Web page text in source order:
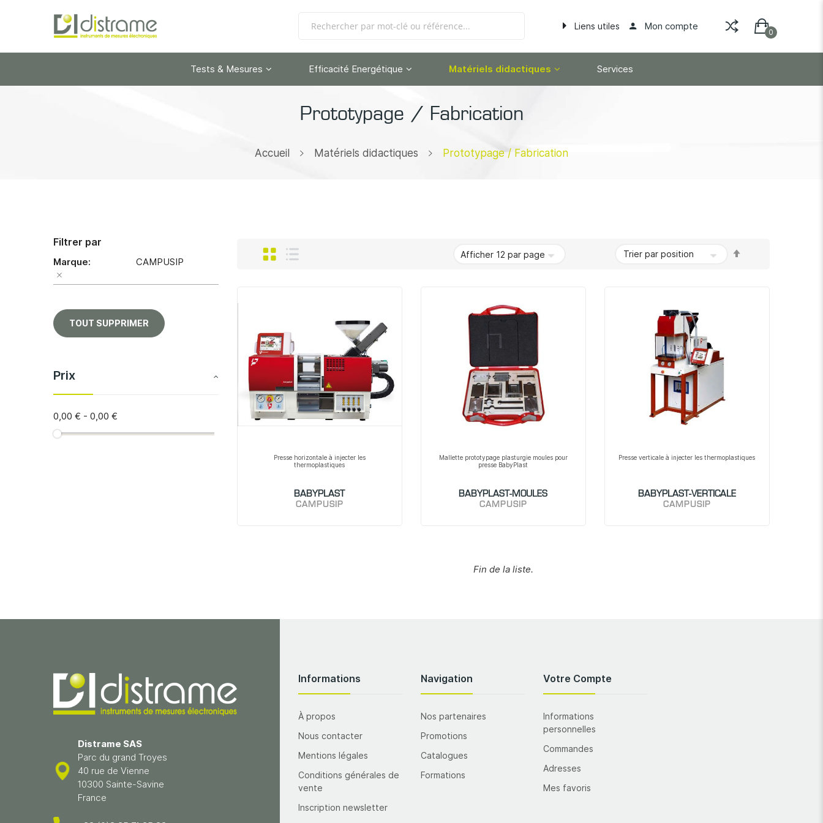
Liens utiles Mon compte
Tests & Mesures Efficacité Energétique Matériels didactiques Services
Prototypage / Fabrication
Accueil Matériels didactiques Prototypage / Fabrication
Grille
Presse horizontale à injecter les
thermoplastiques
BABYPLAST
CAMPUSIP
Mallette prototypage plasturgie moules pour
presse BabyPlast
BABYPLAST-MOULES
CAMPUSIP
Presse verticale à injecter les thermoplastiques
BABYPLAST-VERTICALE
CAMPUSIP
Fin de la liste.
Filtrer par
Marque CAMPUSIP
TOUT SUPPRIMER
Prix
0,00 € - 0,00 €
Distrame SAS
Parc du grand Troyes
40 rue de Vienne
10300 Sainte-Savine
France
Informations
À propos
Nous contacter
Mentions légales
Conditions générales de
vente
Inscription newsletter
Navigation
Nos partenaires
Promotions
Catalogues
Formations
Votre Compte
Informations
personnelles
Commandes
Adresses
Mes favoris